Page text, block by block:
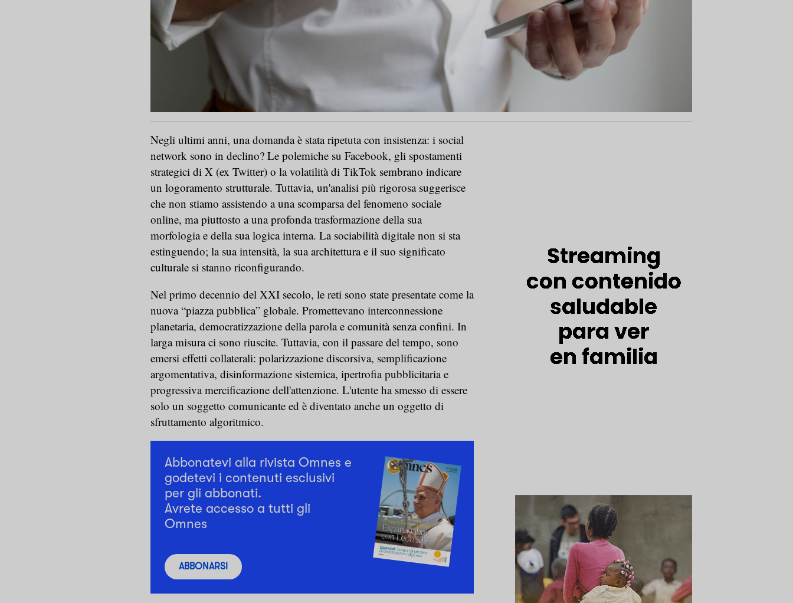
Negli ultimi anni, una domanda è stata ripetuta con insistenza: i social
network sono in declino? Le polemiche su Facebook, gli spostamenti
strategici di X (ex Twitter) o la volatilità di TikTok sembrano indicare
un logoramento strutturale. Tuttavia, un'analisi più rigorosa suggerisce
che non stiamo assistendo a una scomparsa del fenomeno sociale
online, ma piuttosto a una profonda trasformazione della sua
morfologia e della sua logica interna. La sociabilità digitale non si sta
estinguendo; la sua intensità, la sua architettura e il suo significato
culturale si stanno riconfigurando.
Nel primo decennio del XXI secolo, le reti sono state presentate come la
nuova “piazza pubblica” globale. Promettevano interconnessione
planetaria, democratizzazione della parola e comunità senza confini. In
larga misura ci sono riuscite. Tuttavia, con il passare del tempo, sono
emersi effetti collaterali: polarizzazione discorsiva, semplificazione
argomentativa, disinformazione sistemica, ipertrofia pubblicitaria e
progressiva mercificazione dell'attenzione. L'utente ha smesso di essere
solo un soggetto comunicante ed è diventato anche un oggetto di
sfruttamento algoritmico.
Abbonatevi alla rivista Omnes e
godetevi i contenuti esclusivi
per gli abbonati.
Avrete accesso a tutti gli
Omnes
ABBONARSI